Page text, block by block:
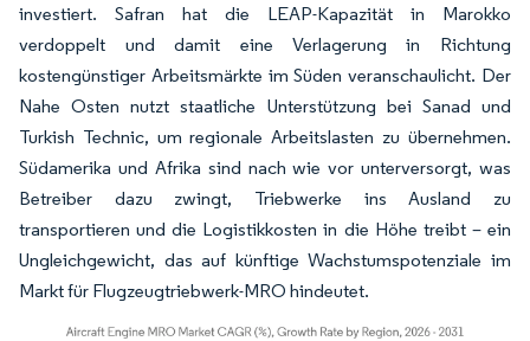
investiert. Safran hat die LEAP-Kapazität in Marokko
verdoppelt und damit eine Verlagerung in Richtung
kostengünstiger Arbeitsmärkte im Süden veranschaulicht. Der
Nahe Osten nutzt staatliche Unterstützung bei Sanad und
Turkish Technic, um regionale Arbeitslasten zu übernehmen.
Südamerika und Afrika sind nach wie vor unterversorgt, was
Betreiber dazu zwingt, Triebwerke ins Ausland zu
transportieren und die Logistikkosten in die Höhe treibt – ein
Ungleichgewicht, das auf künftige Wachstumspotenziale im
Markt für Flugzeugtriebwerk-MRO hindeutet.